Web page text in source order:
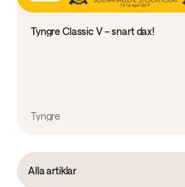
Tyngre Classic V – snart dax!
Tyngre
Alla artiklar